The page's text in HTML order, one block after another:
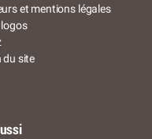
et mentions légales
du site